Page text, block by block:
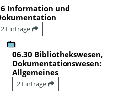
Information und
2 Einträge
06.30 Bibliothekswesen,
Dokumentationswesen:
Allgemeines
2 Einträge